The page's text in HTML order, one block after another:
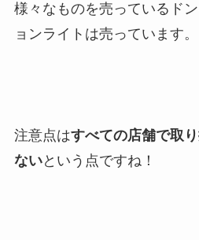
様々なものを売っているド
ョンライトは売っています。
注意点はすべての店舗で取
ないという点ですね！